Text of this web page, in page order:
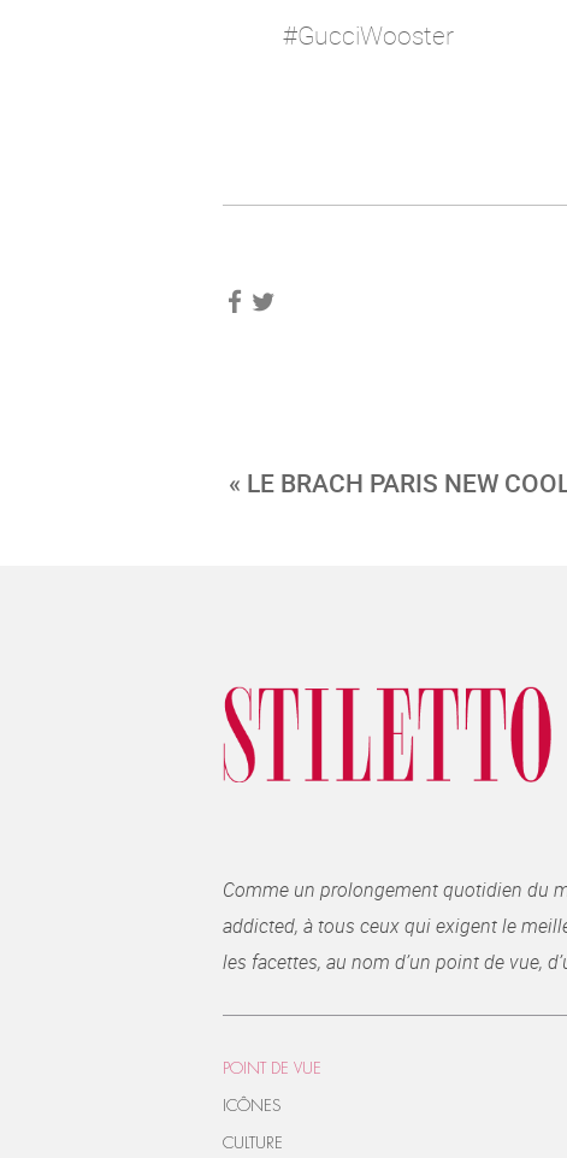
#GucciWooster
« LE BRACH PARIS NEW
Comme un prolongement quotidien du
addicted, à tous ceux qui exigent le
les facettes, au nom d’un point de vue,
POINT DE VUE
ICÔNES
CULTURE